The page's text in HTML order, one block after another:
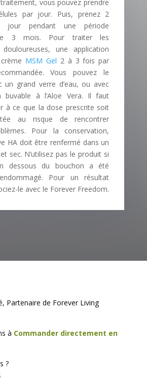
vous pouvez prendre
par jour. Puis, prenez 2
jour pendant une période
3 mois. Pour traiter les
douloureuses, une application
MSM Gel 2 à 3 fois par
Vous pouvez le
un grand verre d’eau, ou avec
buvable à l’Aloe Vera. Il faut
à ce que la dose prescrite soit
au risque de rencontrer
Pour la conservation,
HA doit être renfermé dans un
sec. N’utilisez pas le produit si
dessous du bouchon a été
Pour un résultat
le avec le Forever Freedom.
Partenaire de Forever Living
à Commander directement en
?